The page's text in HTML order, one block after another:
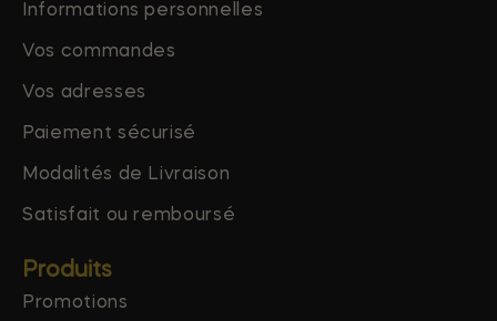
Informations personnelles
Vos commandes
Vos adresses
Paiement sécurisé
Modalités de Livraison
Satisfait ou remboursé
Produits
Promotions